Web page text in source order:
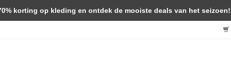
korting op kleding en ontdek de mooiste deals van het seizoen!